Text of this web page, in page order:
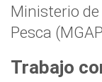
Ministerio
Pesca
Trabajo